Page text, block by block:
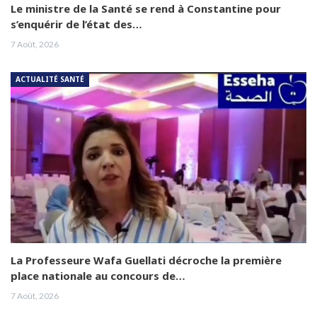
Le ministre de la Santé se rend à Constantine pour
s’enquérir de l’état des…
7 Août, 2026
ACTUALITÉ SANTÉ
La Professeure Wafa Guellati décroche la première
place nationale au concours de…
7 Août, 2026